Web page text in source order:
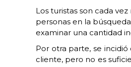
Los turistas son cada
personas en la
examinar una cantidad
Por otra parte, se
cliente, pero no es